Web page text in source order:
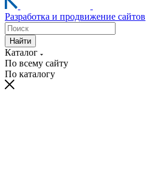
Разработка и продвижение сайтов
Найти
Каталог
По всему сайту
По каталогу